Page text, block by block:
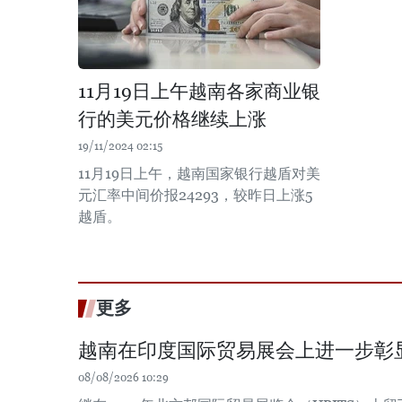
11月19日上午越南各家商业银
行的美元价格继续上涨
19/11/2024 02:15
11月19日上午，越南国家银行越盾对美
元汇率中间价报24293，较昨日上涨5
越盾。
更多
越南在印度国际贸易展会上进一步彰
08/08/2026 10:29